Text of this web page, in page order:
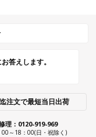
答えします。
注文で最短当日出荷
理：0120-919-969
00～18：00(日・祝除く)